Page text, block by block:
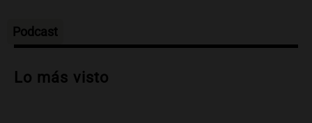
hablaron de su obra en Cadena 3
Podcast
Lo más visto